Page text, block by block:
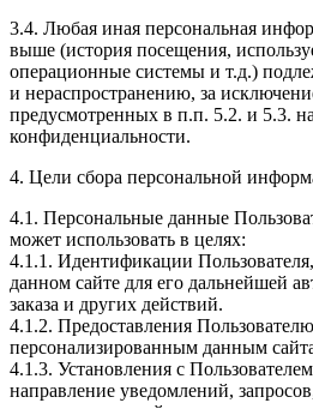
3.4. Любая иная персональная
выше (история посещения,
операционные системы и т.д.)
и нераспространению, за
предусмотренных в п.п. 5.2. и 5.3.
конфиденциальности.
4. Цели сбора персональной
4.1. Персональные данные
может использовать в целях:
4.1.1. Идентификации
данном сайте для его дальнейшей
заказа и других действий.
4.1.2. Предоставления
персонализированным данным
4.1.3. Установления с
направление уведомлений,